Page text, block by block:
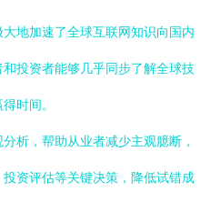
大地加速了全球互联网知识向国内
投资者能够几乎同步了解全球技
时间。
分析，帮助从业者减少主观臆断，
资评估等关键决策，降低试错成